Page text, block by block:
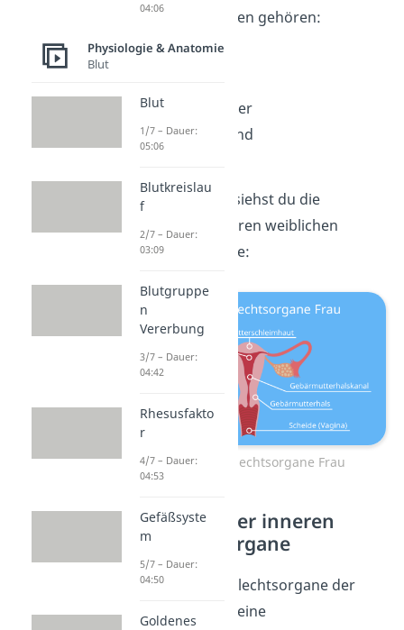
Geschlechtsorganen gehören:
die Eierstöcke
die Gebärmutter
der Muttermund
In derAbbildung
siehst du die
beschrifteten inneren weiblichen
Geschlechtsorgane:
Innere Geschlechtsorgane Frau
Funktionen der inneren
Geschlechtsorgane
Die inneren Geschlechtsorgane der
Frau ermöglichen eine
04:06
Physiologie & Anatomie
Blut
Blut
1/7 – Dauer:
05:06
Blutkreislau
f
2/7 – Dauer:
03:09
Blutgruppe
n
Vererbung
3/7 – Dauer:
04:42
Rhesusfakto
r
4/7 – Dauer:
04:53
Gefäßsyste
m
5/7 – Dauer:
04:50
Goldenes